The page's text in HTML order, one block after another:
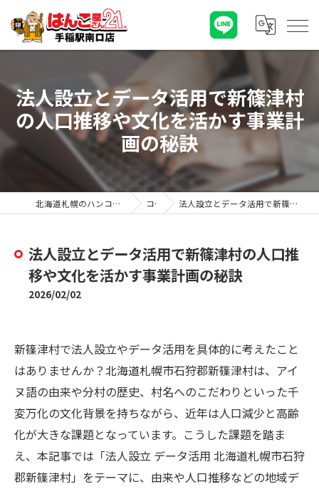
法人設立とデータ活用で新篠津村
の人口推移や文化を活かす事業計
画の秘訣
北海道札幌のハンコならはんこ屋さん21手稲駅南口店 コラム 法人設立とデータ活用で新篠津村の人口推移や文化を活かす事業計画の秘訣
法人設立とデータ活用で新篠津村の人口推
移や文化を活かす事業計画の秘訣
2026/02/02
新篠津村で法人設立やデータ活用を具体的に考えたこと
はありませんか？北海道札幌市石狩郡新篠津村は、アイ
ヌ語の由来や分村の歴史、村名へのこだわりといった千
変万化の文化背景を持ちながら、近年は人口減少と高齢
化が大きな課題となっています。こうした課題を踏ま
え、本記事では「法人設立 データ活用 北海道札幌市石狩
郡新篠津村」をテーマに、由来や人口推移などの地域デ